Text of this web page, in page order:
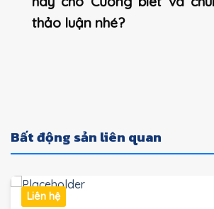
thảo luận nhé?
Bất động sản liên quan
Liên hệ